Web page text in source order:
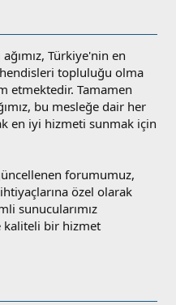
Türkiye'nin en
topluluğu olma
etmektedir. Tamamen
bu mesleğe dair her
en iyi hizmeti sunmak için
forumumuz,
özel olarak
sunucularımız
kaliteli bir hizmet